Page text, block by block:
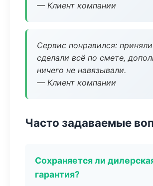
— Клиент компании
Сервис понравился:
сделали всё по смете,
ничего не навязывали.
— Клиент компании
Часто задаваемые
Сохраняется ли
гарантия?